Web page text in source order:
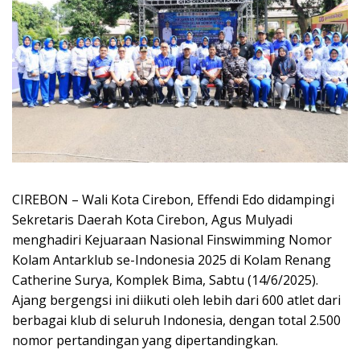
CIREBON – Wali Kota Cirebon, Effendi Edo didampingi
Sekretaris Daerah Kota Cirebon, Agus Mulyadi
menghadiri Kejuaraan Nasional Finswimming Nomor
Kolam Antarklub se-Indonesia 2025 di Kolam Renang
Catherine Surya, Komplek Bima, Sabtu (14/6/2025).
Ajang bergengsi ini diikuti oleh lebih dari 600 atlet dari
berbagai klub di seluruh Indonesia, dengan total 2.500
nomor pertandingan yang dipertandingkan.